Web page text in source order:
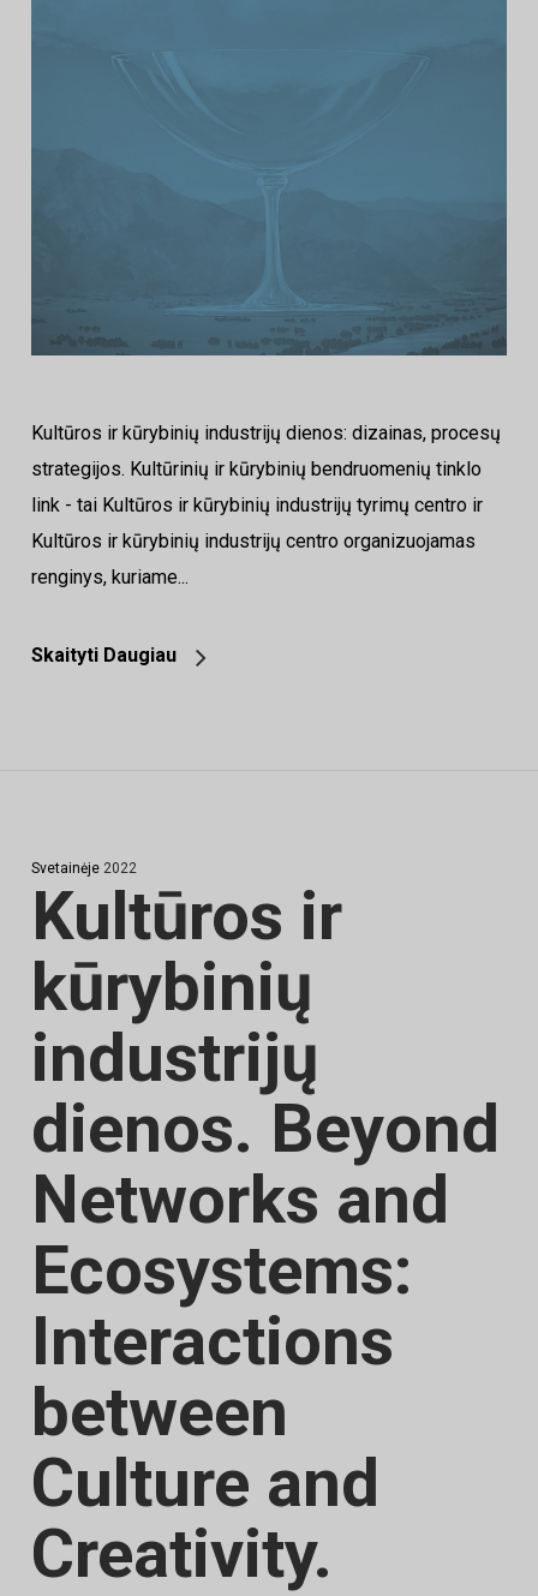
Kultūros ir kūrybinių industrijų dienos: dizainas, procesų
strategijos. Kultūrinių ir kūrybinių bendruomenių tinklo
link - tai Kultūros ir kūrybinių industrijų tyrimų centro ir
Kultūros ir kūrybinių industrijų centro organizuojamas
renginys, kuriame...
Skaityti Daugiau
Svetainėje 2022
Kultūros ir
kūrybinių
industrijų
dienos. Beyond
Networks and
Ecosystems:
Interactions
between
Culture and
Creativity.